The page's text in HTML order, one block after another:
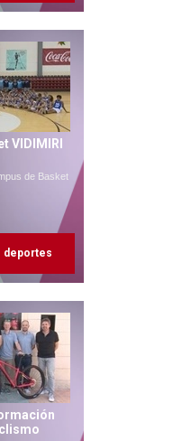
VIDIMIRI
de Basket
deportes